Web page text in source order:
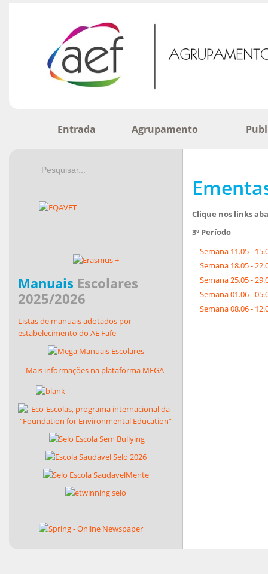
Entrada Agrupamento
Manuais Escolares
2025/2026
Listas de manuais adotados por
estabelecimento do AE Fafe
Mais informações na plataforma MEGA
Clique nos links
3º Período
Semana 11.05 -
Semana 18.05 -
Semana 25.05 -
Semana 01.06 -
Semana 08.06 -